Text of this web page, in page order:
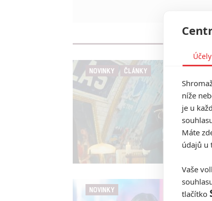
NOVINKY ČLÁNKY
NOVINKY
níže
je u
Máte
údajů u
Vaše
tlačítko